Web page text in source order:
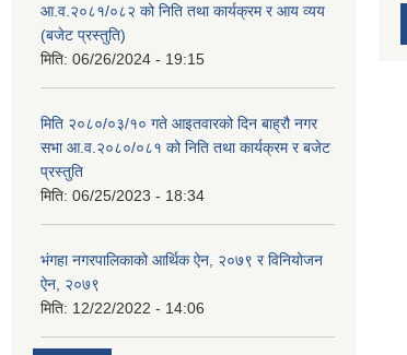
आ.व.२०८१/०८२ को निति तथा कार्यक्रम र आय व्यय
(बजेट प्रस्तुति)
मिति: 06/26/2024 - 19:15
मिति २०८०/०३/१० गते आइतवारको दिन बाह्रौ नगर
सभा आ.व.२०८०/०८१ को निति तथा कार्यक्रम र बजेट
प्रस्तुति
मिति: 06/25/2023 - 18:34
भंगहा नगरपालिकाको आर्थिक ऐन, २०७९ र विनियोजन
ऐन, २०७९
मिति: 12/22/2022 - 14:06